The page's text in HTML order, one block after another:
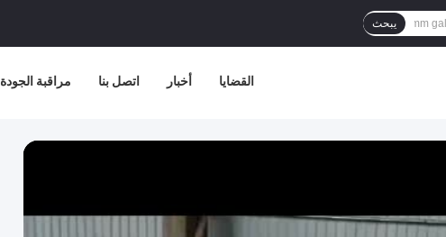
يبحث
مراقبة الجودة اتصل بنا أخبار القضايا